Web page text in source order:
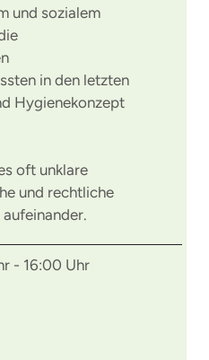
und sozialem
in den letzten
Hygienekonzept
oft unklare
und rechtliche
- 16:00 Uhr